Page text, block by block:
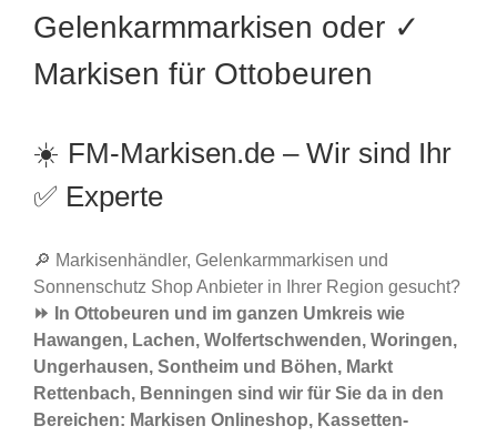
Gelenkarmmarkisen oder ✓
Markisen für Ottobeuren
☀️ FM-Markisen.de – Wir sind Ihr
✅ Experte
🔎 Markisenhändler, Gelenkarmmarkisen und
Sonnenschutz Shop Anbieter in Ihrer Region gesucht?
⏩ In Ottobeuren und im ganzen Umkreis wie
Hawangen, Lachen, Wolfertschwenden, Woringen,
Ungerhausen, Sontheim und Böhen, Markt
Rettenbach, Benningen sind wir für Sie da in den
Bereichen: Markisen Onlineshop, Kassetten-